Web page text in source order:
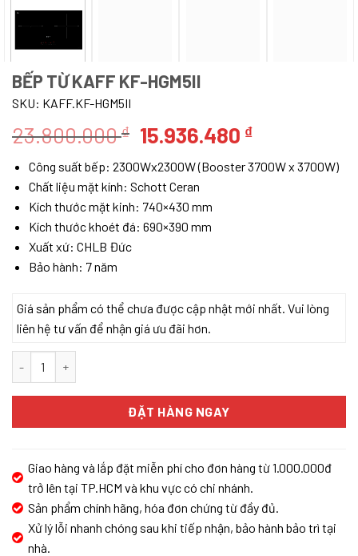
BẾP TỪ KAFF KF-HGM5II
SKU: KAFF.KF-HGM5II
23.800.000₫ Giá
là:
23.800.000 ₫.
15.936.480 ₫Giá
tại
Công suất bếp: 2300Wx2300W (Booster 3700W x 3700W)
Chất liệu mặt kính: Schott Ceran
Kích thước mặt kinh: 740×430 mm
Kích thước khoét đá: 690×390 mm
Xuất xứ: CHLB Đức
Bảo hành: 7 năm
Giá sản phẩm có thể chưa được cập nhật mới nhất. Vui lòng
liên hệ tư vấn để nhận giá ưu đãi hơn.
ĐẶT HÀNG NGAY
Giao hàng và lắp đặt miễn phí cho đơn hàng từ 1.000.000đ
trở lên tại TP.HCM và khu vực có chi nhánh.
Sản phẩm chính hãng, hóa đơn chứng từ đầy đủ.
Xử lý lỗi nhanh chóng sau khi tiếp nhận, bảo hành bảo trì tại
nhà.